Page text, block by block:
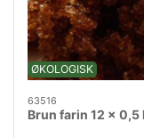
ØKOLOGISK
63516
Brun farin 12 x 0,5